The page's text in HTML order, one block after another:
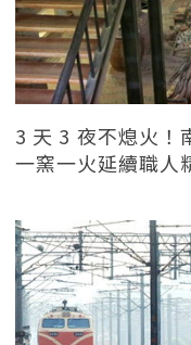
3 天 3 夜不熄火！
一窯一火延續職人